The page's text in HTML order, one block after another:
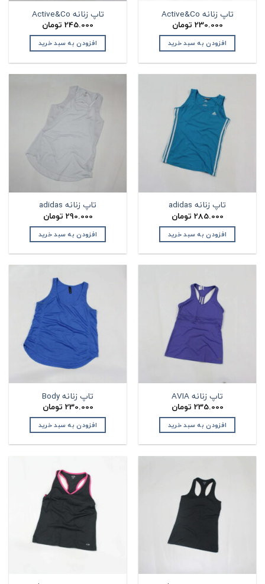
تاپ زنانه Active&Co
230.000 تومان
افزودن به سبد خرید
تاپ زنانه Active&Co
245.000 تومان
افزودن به سبد خرید
تاپ زنانه adidas
285.000 تومان
افزودن به سبد خرید
تاپ زنانه adidas
290.000 تومان
افزودن به سبد خرید
تاپ زنانه AVIA
235.000 تومان
افزودن به سبد خرید
تاپ زنانه Body
230.000 تومان
افزودن به سبد خرید